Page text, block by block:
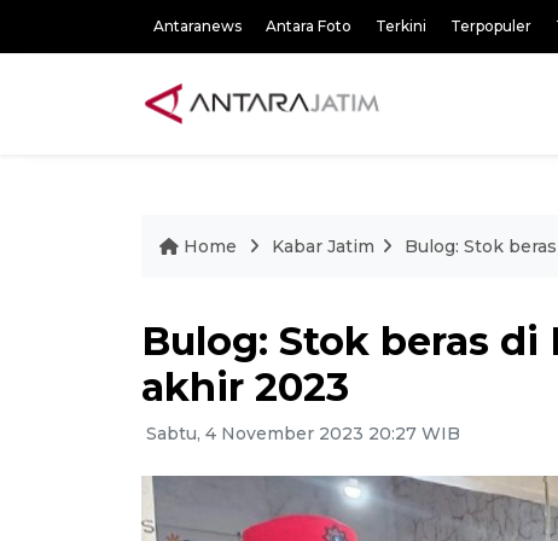
Antaranews Antara Foto Terkini Terpopuler
Home Kabar Jatim Bulog: Stok
Bulog: Stok beras
akhir 2023
Sabtu, 4 November 2023 20:27 WIB